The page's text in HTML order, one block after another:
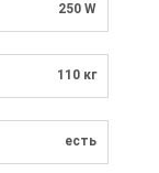
250 W
110 кг
есть